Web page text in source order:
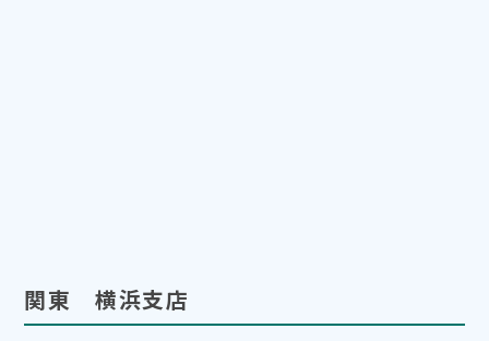
関東 横浜支店